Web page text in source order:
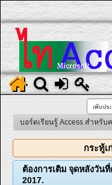
บอร์ดเรียนรู้ Access สำหรับ
กระทู้เ
ต้องการเติม จุดหลังวัน
2017.